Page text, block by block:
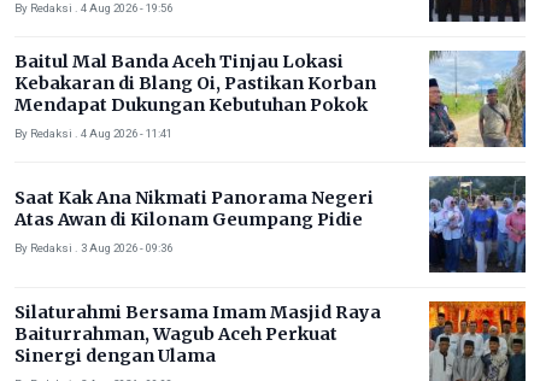
By Redaksi . 4 Aug 2026 - 19:56
Baitul Mal Banda Aceh Tinjau Lokasi
Kebakaran di Blang Oi, Pastikan Korban
Mendapat Dukungan Kebutuhan Pokok
By Redaksi . 4 Aug 2026 - 11:41
Saat Kak Ana Nikmati Panorama Negeri
Atas Awan di Kilonam Geumpang Pidie
By Redaksi . 3 Aug 2026 - 09:36
Silaturahmi Bersama Imam Masjid Raya
Baiturrahman, Wagub Aceh Perkuat
Sinergi dengan Ulama